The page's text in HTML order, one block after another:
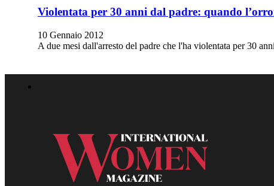
Violentata per 30 anni dal padre: quando
10 Gennaio 2012
A due mesi dall'arresto del padre che l'ha violentata per 30